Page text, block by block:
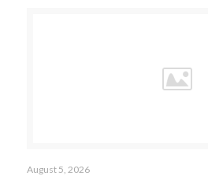
August 5, 2026